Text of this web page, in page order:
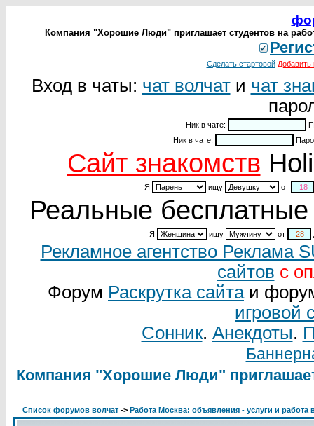
Компания "Хорошие Люди" приглашает студентов на
Сделать стартовой Добавить
Вход в чаты: чат волчати чат
Ник в чате:
Ник в чате:
Cайт знакомств
Я ищу от
Реальные бесплатные
Я ищу от
Рекламное агентство Реклама
сайтов с
Форум Раскрутка сайтаи
игровой
Сонник. Анекдоты.
Компания "Хорошие Люди"
Список форумов волчат -> Работа Москва: объявления - услуги и работа